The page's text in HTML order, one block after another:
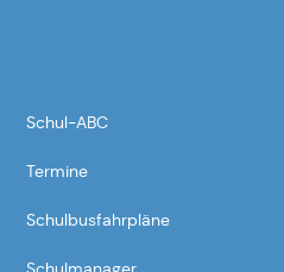
Schul-ABC
Termine
Schulbusfahrpläne